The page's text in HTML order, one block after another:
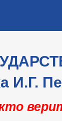
И.Г.